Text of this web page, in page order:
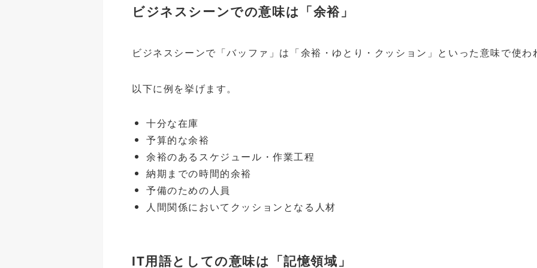
ビジネスシーンでの意味は「余裕」
ビジネスシーンで「バッファ」は「余裕・ゆとり・クッション」といった意味で使わ
以下に例を挙げます。
十分な在庫
予算的な余裕
余裕のあるスケジュール・作業工程
納期までの時間的余裕
予備のための人員
人間関係においてクッションとなる人材
IT用語としての意味は「記憶領域」